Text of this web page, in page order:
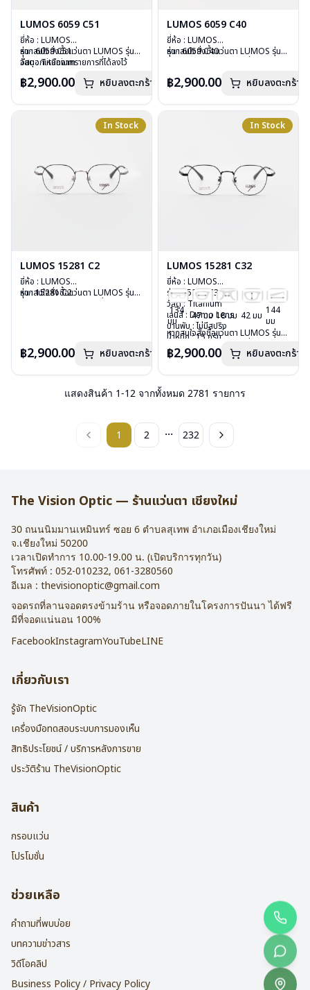
LUMOS 6059 C51
ยี่ห้อ : LUMOS
รุ่น : 6059 C51
วัสดุ : Titanium
บานพับ : ไม่มีสปริง
อุปกรณ์ : กล่องแว่น , ผ้าเช็ดแว่น
หากสนใจสั่งชื้อแว่นตา LUMOS รุ่น
อื่นนอกเหนือจากรายการที่ได้ลงไว้
฿2,900.00 หยิบลงตะกร้า
LUMOS 6059 C40
ยี่ห้อ : LUMOS
รุ่น : 6059 C40
บานพับ : ไม่มีสปริง
อุปกรณ์ : กล่องแว่น , ผ้าเช็ดแว่น
หากสนใจสั่งชื้อแว่นตา LUMOS รุ่น
฿2,900.00 หยิบลงตะกร้า
In Stock
LUMOS 15281 C2
ยี่ห้อ : LUMOS
รุ่น : 15281 C2
อุปกรณ์ : กล่องแว่น , ผ้าเช็ดแว่น
การรับประกัน : 2 ปี
หากสนใจสั่งชื้อแว่นตา LUMOS รุ่น
฿2,900.00 หยิบลงตะกร้า
In Stock
LUMOS 15281 C32
ยี่ห้อ : LUMOS
รุ่น : 15281 C32
วัสดุ : Titanium
เลนส์ : Demo Lens
บานพับ : ไม่มีสปริง
น้ำหนัก : 15 กรัม
อุปกรณ์ : กล่องแว่น , ผ้าเช็ดแว่น
การรับประกัน : 2 ปี
134
มม
47 มม 18 มม 42 มม 144
มม
หากสนใจสั่งชื้อแว่นตา LUMOS รุ่น
กรุณาติดต่อเราคลิก
฿2,900.00 หยิบลงตะกร้า
แสดงสินค้า 1-12 จากทั้งหมด 2781 รายการ
1 2 ... 232
The Vision Optic — ร้านแว่นตา เชียงใหม่
30 ถนนนิมมานเหมินทร์ ซอย 6 ตำบลสุเทพ อำเภอเมืองเชียงใหม่
จ.เชียงใหม่ 50200
เวลาเปิดทำการ 10.00-19.00 น. (เปิดบริการทุกวัน)
โทรศัพท์ : 052-010232, 061-3280560
อีเมล : thevisionoptic@gmail.com
จอดรถที่ลานจอดตรงข้ามร้าน หรือจอดภายในโครงการปันนา ได้ฟรี
มีที่จอดแน่นอน 100%
FacebookInstagramYouTubeLINE
เกี่ยวกับเรา
รู้จัก TheVisionOptic
เครื่องมือทดสอบระบบการมองเห็น
สิทธิประโยชน์ / บริการหลังการขาย
ประวัติร้าน TheVisionOptic
สินค้า
กรอบแว่น
โปรโมชั่น
ช่วยเหลือ
คำถามที่พบบ่อย
บทความข่าวสาร
วิดีโอคลิป
Business Policy / Privacy Policy